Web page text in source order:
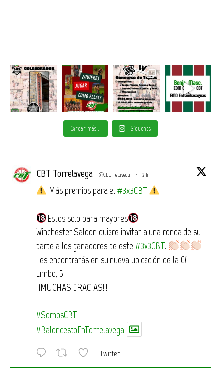
Cargar más... Síguenos
CBT Torrelavega @cbtorrelavega · 21h
¡Más premios para el#3x3CBT!
Estos solo para mayores
Winchester Saloon quiere invitar a una ronda de su
parte a los ganadores de este #3x3CBT.
Les encontrarás en su nueva ubicación de la C/
Limbo, 5.
¡¡¡MUCHAS GRACIAS!!!
#SomosCBT
#BaloncestoEnTorrelavega
Twitter